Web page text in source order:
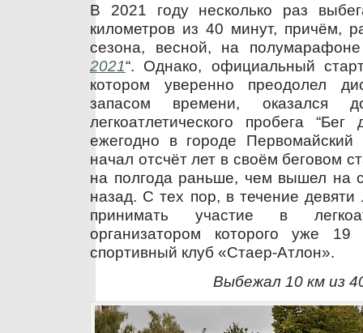
В 2021 году несколько раз
километров из 40 минут, причём,
сезона, весной, на
2021“. Однако, официальный
котором уверенно преодолел
запасом времени, оказался
легкоатлетического пробега
ежегодно в городе Первомайский
начал отсчёт лет в своём беговом
на полгода раньше, чем вышел на
назад. С тех пор, в течение девяти
принимать участие в
организатором которого уже 19
спортивный клуб «Стаер-Атлон».
Выбежал 10 км из